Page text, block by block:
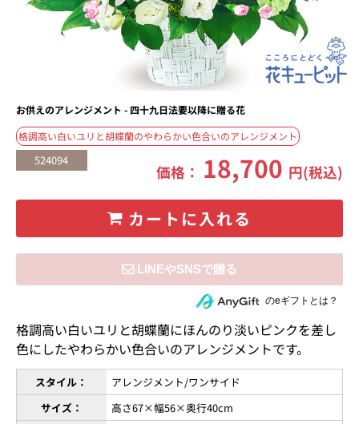
お供えのアレンジメント - 四十九日法要以降に贈る花
格調高い白いユリと胡蝶蘭のやわらかい色合いのアレンジメント
524094
価格： 18,700 円(税込)
カートに入れる
住所を知らない相手にeギフトで贈るのeギフトとは？
格調高い白いユリと胡蝶蘭にほんのり淡いピンクを差し
色にしたやわらかい色合いのアレンジメントです。
スタイル：
アレンジメント/ワンサイド
サイズ：
高さ67×幅56×奥行40cm